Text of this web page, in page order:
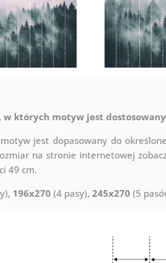
w których motyw jest dostosowany
jest dopasowany do
na stronie internetowej
49 cm.
196x270 (4 pasy), 245x270 (5